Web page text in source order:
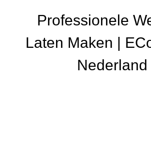
Professionele
Laten Maken |
Nederland